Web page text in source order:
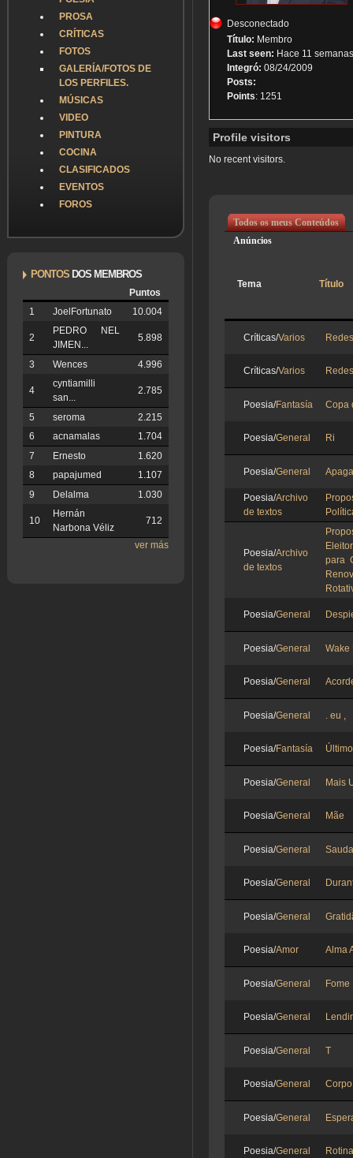
PROSA
CRÍTICAS
FOTOS
GALERÍA/FOTOS DE
LOS PERFILES.
MÚSICAS
VIDEO
PINTURA
COCINA
CLASIFICADOS
EVENTOS
FOROS
PONTOS DOS MEMBROS
Puntos
1
JoelFortunato 10.004
2
PEDRO NEL
JIMEN...
5.898
3 Wences 4.996
4
cyntiamilli
san...
2.785
5 seroma
2.215
6
acnamalas
1.704
7
Ernesto
1.620
8
papajumed
1.107
9
Delalma 1.030
10
Hernán
Narbona Véliz
712
ver más
Desconectado
Título: Membro
Last seen: Hace 11
Integró: 08/24/2009
Posts:
Points: 1251
Profile visitors
No recent visitors.
Todos os meus Conteúdos
Anúncios
Tema Título
Críticas/Varios
Críticas/Varios
Poesia/Fantasía Copa
Poesia/General Ri
Poesia/General
Poesia/Archivo
de textos
Poesia/Archivo
de textos
para
Poesia/General
Poesia/General Wake
Poesia/General
Poesia/General . eu ,
Poesia/Fantasía Último
Poesia/General Mais
Poesia/General Mãe
Poesia/General
Poesia/General
Poesia/General
Poesia/Amor Alma
Poesia/General Fome
Poesia/General
Poesia/General T
Poesia/General Corpo
Poesia/General
Poesia/General Rotina